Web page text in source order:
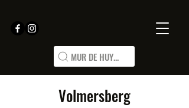
MUR DE HUY...
Volmersberg